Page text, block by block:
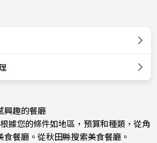
興趣的餐廳
據您的條件如地區，預算和種類，從角
食餐廳。從秋田縣搜索美食餐廳。